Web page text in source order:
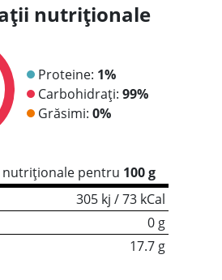
nutriționale
Proteine: 1%
Carbohidrați: 99%
Grăsimi: 0%
nutriționale pentru 100 g
305 kj / 73 kCal
0 g
17.7 g